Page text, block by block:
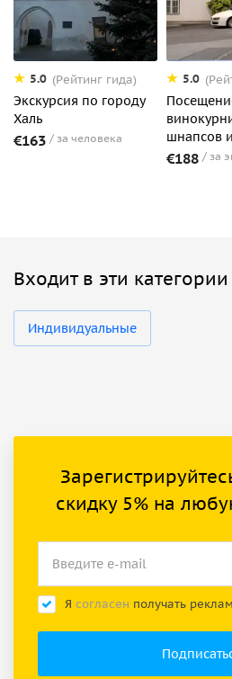
5.0 (Рейтинг гида)
Экскурсия по городу
Халь
€163 за человека
5.0
шнапсов
€188 за
Входит в эти категории
Индивидуальные
скидку 5% на
Я согласен получать